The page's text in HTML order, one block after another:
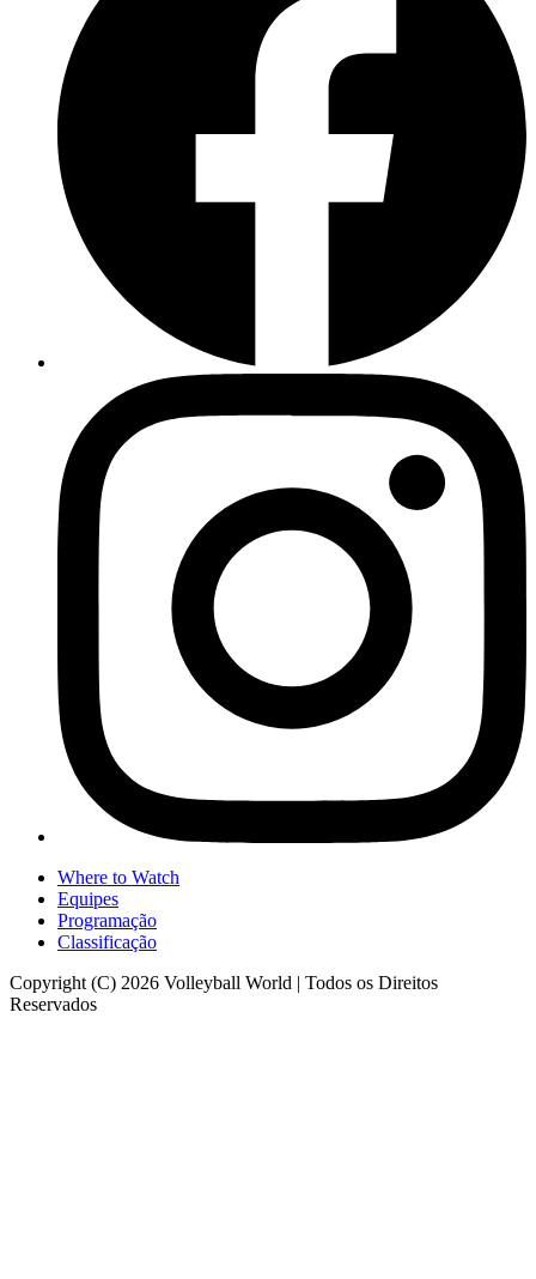
Where to Watch
Equipes
Programação
Classificação
Copyright (C) 2026 Volleyball World | Todos os Direitos
Reservados